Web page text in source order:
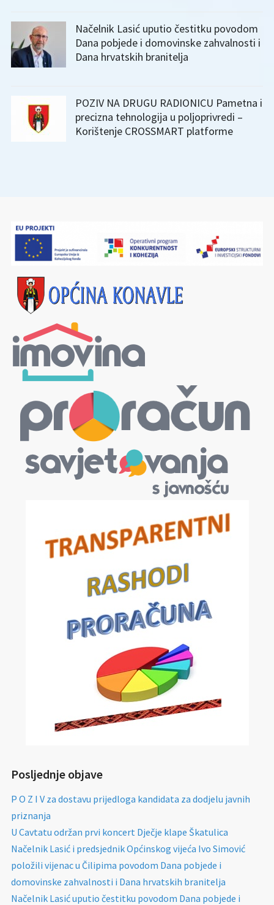
Načelnik Lasić uputio čestitku povodom
Dana pobjede i domovinske zahvalnosti i
Dana hrvatskih branitelja
POZIV NA DRUGU RADIONICU Pametna i
precizna tehnologija u poljoprivredi –
Korištenje CROSSMART platforme
Posljednje objave
P O Z I V za dostavu prijedloga kandidata za dodjelu javnih
priznanja
U Cavtatu održan prvi koncert Dječje klape Škatulica
Načelnik Lasić i predsjednik Općinskog vijeća Ivo Simović
položili vijenac u Čilipima povodom Dana pobjede i
domovinske zahvalnosti i Dana hrvatskih branitelja
Načelnik Lasić uputio čestitku povodom Dana pobjede i